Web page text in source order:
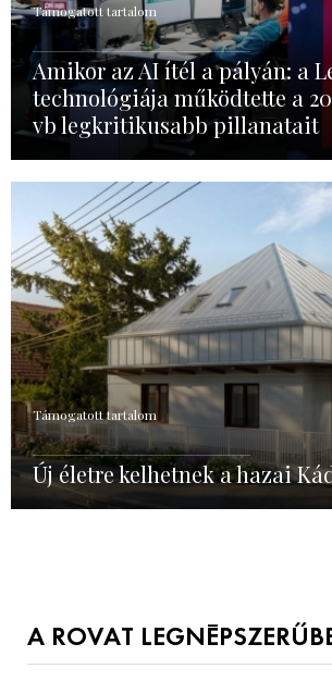
Támogatott tartalom
Amikor az AI ítél a pályán: a
technológiája működtette a
vb legkritikusabb pillanatait
Támogatott tartalom
Új életre kelhetnek a hazai
A ROVAT